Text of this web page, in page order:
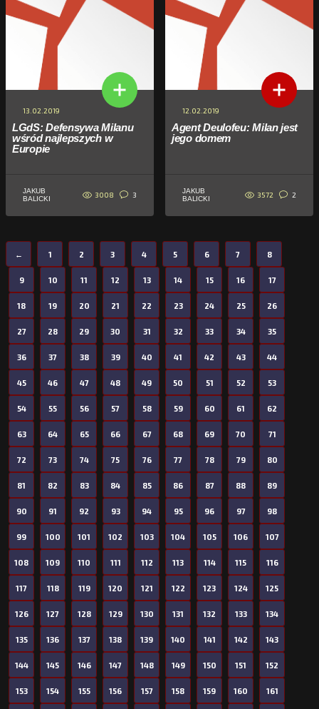
13.02.2019
LGdS: Defensywa Milanu
wśród najlepszych w
Europie
JAKUB
BALICKI
3008 3
12.02.2019
Agent Deulofeu: Milan jest
jego domem
JAKUB
BALICKI
3572 2
← 1 2 3 4 5 6 7 8
9 10 11 12 13 14 15 16 17
18 19 20 21 22 23 24 25 26
27 28 29 30 31 32 33 34 35
36 37 38 39 40 41 42 43 44
45 46 47 48 49 50 51 52 53
54 55 56 57 58 59 60 61 62
63 64 65 66 67 68 69 70 71
72 73 74 75 76 77 78 79 80
81 82 83 84 85 86 87 88 89
90 91 92 93 94 95 96 97 98
99 100 101 102 103 104 105 106 107
108 109 110 111 112 113 114 115 116
117 118 119 120 121 122 123 124 125
126 127 128 129 130 131 132 133 134
135 136 137 138 139 140 141 142 143
144 145 146 147 148 149 150 151 152
153 154 155 156 157 158 159 160 161